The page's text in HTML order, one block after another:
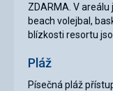
ZDARMA. V
beach volejbal,
blízkosti resortu
Pláž
Písečná pláž